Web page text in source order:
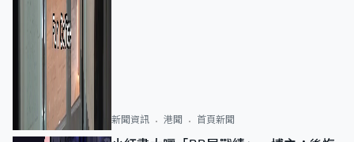
新聞資訊 港聞 首頁新聞